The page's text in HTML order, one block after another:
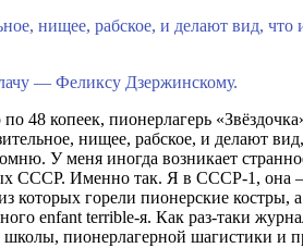
нищее, рабское, и делают вид,
— Феликсу Дзержинскому.
48 копеек, пионерлагерь
нищее, рабское, и делают
У меня иногда возникает
СССР. Именно так. Я в СССР-1,
которых горели пионерские
enfant terrible-я. Как раз-таки
пионерлагерной шагистики и